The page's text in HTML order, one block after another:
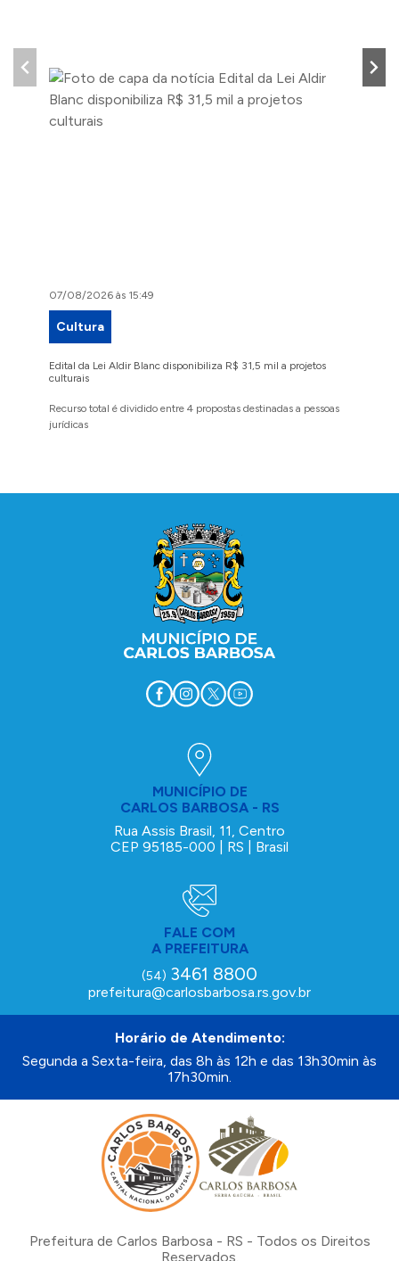
07/08/2026 às 15:49
Cultura
Edital da Lei Aldir Blanc disponibiliza R$ 31,5 mil a projetos
culturais
Recurso total é dividido entre 4 propostas destinadas a pessoas
jurídicas
MUNICÍPIO DE
CARLOS BARBOSA - RS
Rua Assis Brasil, 11, Centro
CEP 95185-000 | RS | Brasil
FALE COM
A PREFEITURA
(54) 3461 8800
prefeitura@carlosbarbosa.rs.gov.br
Horário de Atendimento:
Segunda a Sexta-feira, das 8h às 12h e das 13h30min às
17h30min.
Prefeitura de Carlos Barbosa - RS - Todos os Direitos
Reservados.